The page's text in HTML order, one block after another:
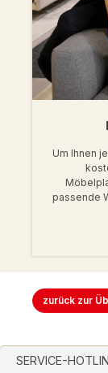
Um Ihnen
passende
zurück zur
SERVICE-